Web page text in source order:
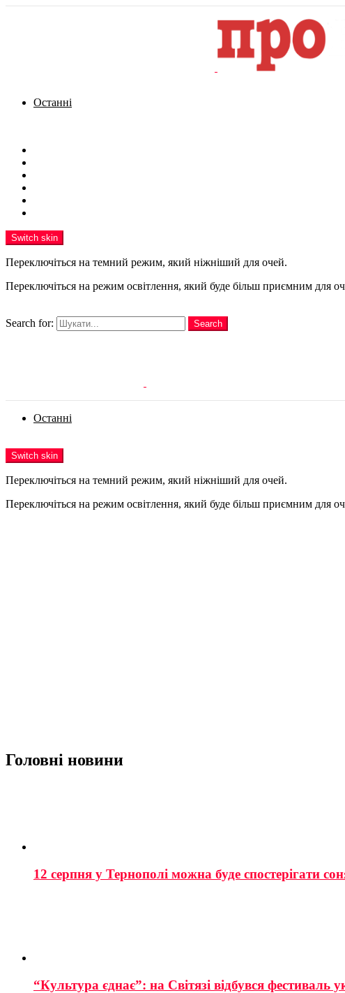
Останні
Switch skin
Переключіться на темний режим, який ніжніший для очей.
Переключіться на режим освітлення, який буде більш приємним для
Search for:
Search
Останні
Switch skin
Переключіться на темний режим, який ніжніший для очей.
Переключіться на режим освітлення, який буде більш приємним для
Головні новини
12 серпня у Тернополі можна буде спостерігати
“Культура єднає”: на Світязі відбувся фестиваль